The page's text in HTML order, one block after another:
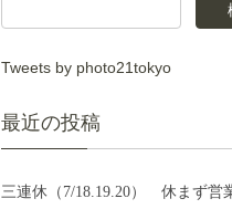
Tweets by photo21tokyo
最近の投稿
三連休（7/18.19.20） 休まず営